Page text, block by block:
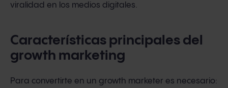
viralidad en los medios digitales.
Características principales del
growth marketing
Para convertirte en un growth marketer es necesario: